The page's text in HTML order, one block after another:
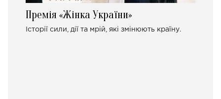
Премія «Жінка України»
Історії сили, дії та мрій, які змінюють країну.